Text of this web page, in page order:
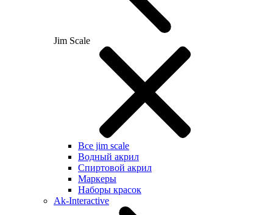
Jim Scale
Все jim scale
Водный акрил
Спиртовой акрил
Маркеры
Наборы красок
Ak-Interactive